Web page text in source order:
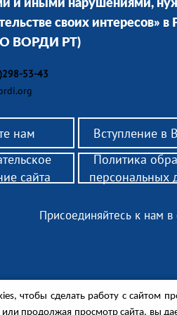
и иными нарушениями,
своих интересов» в
ВОРДИ РТ)
53-43
нам Вступление в
инвалидов 18+,
поддержка, консультации,
Присоединяйтесь к нам в
сайта
Политика
персональных
чтобы сделать работу с сайтом
продолжая просмотр сайта, вы